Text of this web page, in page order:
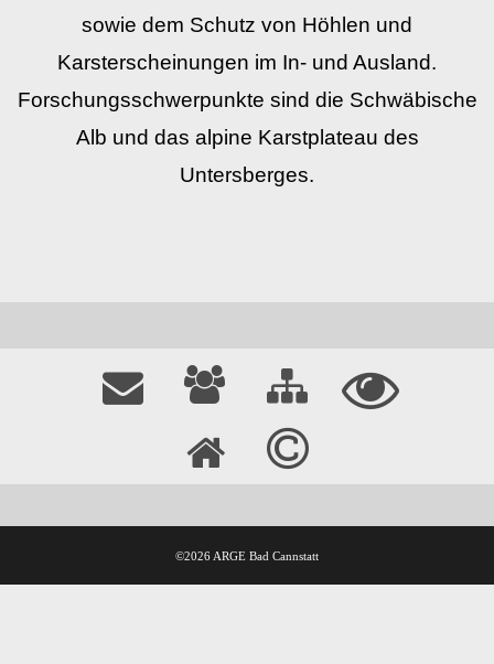
sowie dem Schutz von Höhlen und
Karsterscheinungen im In- und Ausland.
Forschungsschwerpunkte sind die Schwäbische
Alb und das alpine Karstplateau des
Untersberges.
©2026 ARGE Bad Cannstatt